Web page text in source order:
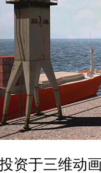
资于三维动